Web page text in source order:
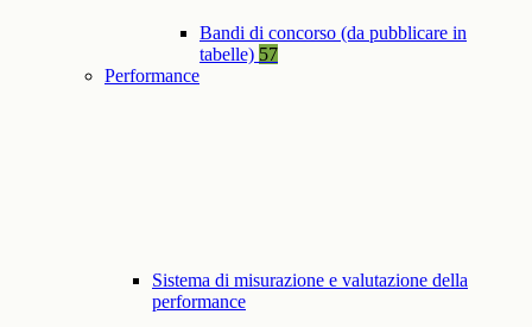
Bandi di concorso (da pubblicare in
tabelle) 57
Performance
Sistema di misurazione e valutazione della
performance